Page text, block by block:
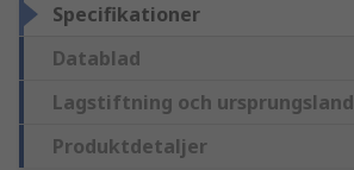
Specifikationer
Datablad
Lagstiftning och ursprungsland
Produktdetaljer